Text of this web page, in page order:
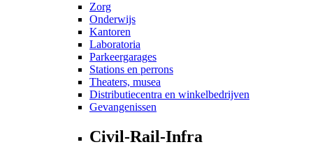
Zorg
Onderwijs
Kantoren
Laboratoria
Parkeergarages
Stations en perrons
Theaters, musea
Distributiecentra en winkelbedrijven
Gevangenissen
Civil-Rail-Infra